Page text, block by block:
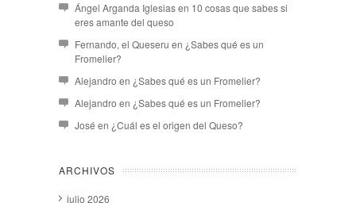
Ángel Arganda Iglesiasen 10 cosas que sabes si
eres amante del queso
Fernando, el Queseru en ¿Sabes qué es un
Fromelier?
Alejandro en ¿Sabes qué es un Fromelier?
Alejandro en ¿Sabes qué es un Fromelier?
José en ¿Cuál es el origen del Queso?
ARCHIVOS
julio 2026